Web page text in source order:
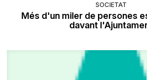
SOCIETAT
Més d'un miler de persones
davant